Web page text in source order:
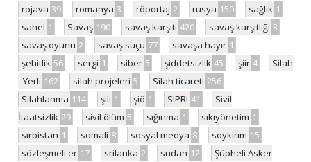
rojava 39 romanya 3 röportaj 2 rusya 150 sağlık 1
sahel 1 Savaş 190 savaş karşıtı 420 savaş karşıtlığı 3
savaş oyunu 2 savaş suçu 77 savaşa hayır 1
şehitlik 56 sergi 1 siber 5 şiddetsizlik 45 şiir 4
Silah
- Yerli 162 silah projeleri 5 Silah ticareti 256
Silahlanma 114 şili 1 şiö 1 SIPRI 41
Sivil
İtaatsizlik 29 sivil ölüm 5 sığınma 1 sıkıyönetim 1
sırbistan 1 somali 8 sosyal medya 8 soykırım 15
sözleşmeli er 17 srilanka 2 sudan 12 Şüpheli Asker